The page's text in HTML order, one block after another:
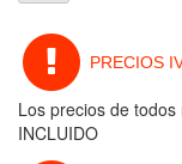
PRECIOS
Los precios de
INCLUIDO